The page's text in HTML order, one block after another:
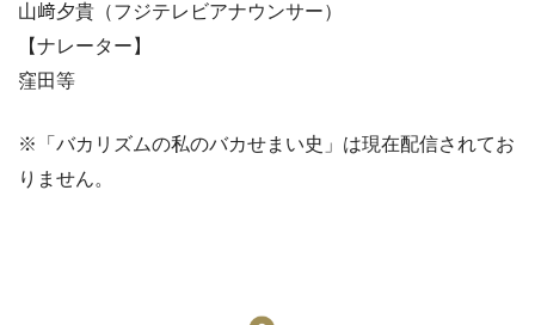
山﨑夕貴（フジテレビアナウンサー）
【ナレーター】
窪田等
※「バカリズムの私のバカせまい史」は現在配信されてお
りません。